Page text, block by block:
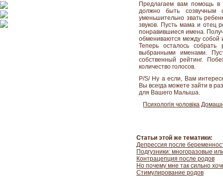
Предлагаем вам помощь
должно быть созвучным
уменьшительно звать
звуков. Пусть мама и отец
понравившиеся имена.
обмениваются между собой
Теперь осталось собрать
выбранными именами.
собственный рейтинг.
количество голосов.
P/S/ Ну а если, Вам
Вы всегда можете зайти в
для Вашего Малыша.
Психологія чоловіка
Статьи этой же тематики:
Депрессия после
Подгузники: многоразовые
Контрацепция после родов
Но почему мне так сильно
Стимулирование родов